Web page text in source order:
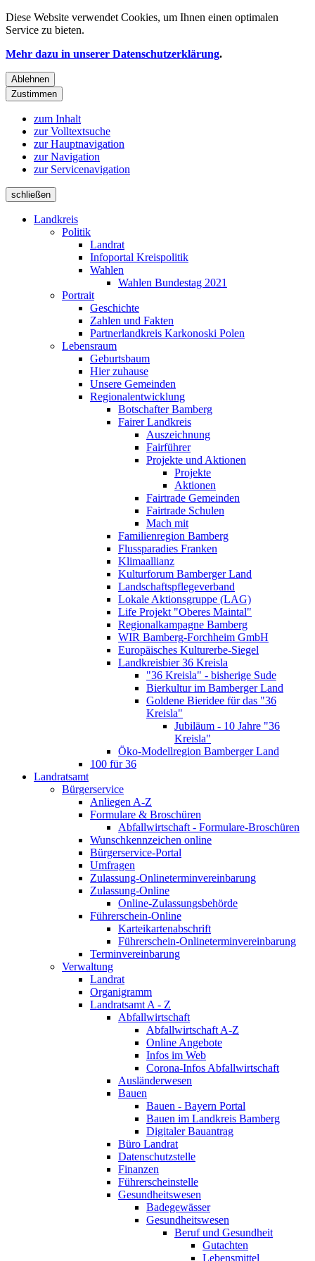
Diese Website verwendet Cookies, um Ihnen einen optimalen
Service zu bieten.
Mehr dazu in unserer Datenschutzerklärung.
Ablehnen
Zustimmen
zum Inhalt
zur Volltextsuche
zur Hauptnavigation
zur Navigation
zur Servicenavigation
schließen
Landkreis
Politik
Landrat
Infoportal Kreispolitik
Wahlen
Wahlen Bundestag 2021
Portrait
Geschichte
Zahlen und Fakten
Partnerlandkreis Karkonoski Polen
Lebensraum
Geburtsbaum
Hier zuhause
Unsere Gemeinden
Regionalentwicklung
Botschafter Bamberg
Fairer Landkreis
Auszeichnung
Fairführer
Projekte und Aktionen
Projekte
Aktionen
Fairtrade Gemeinden
Fairtrade Schulen
Mach mit
Familienregion Bamberg
Flussparadies Franken
Klimaallianz
Kulturforum Bamberger Land
Landschaftspflegeverband
Lokale Aktionsgruppe (LAG)
Life Projekt "Oberes Maintal"
Regionalkampagne Bamberg
WIR Bamberg-Forchheim GmbH
Europäisches Kulturerbe-Siegel
Landkreisbier 36 Kreisla
"36 Kreisla" - bisherige Sude
Bierkultur im Bamberger Land
Goldene Bieridee für das "36
Kreisla"
Jubiläum - 10 Jahre "36
Kreisla"
Öko-Modellregion Bamberger Land
100 für 36
Landratsamt
Bürgerservice
Anliegen A-Z
Formulare & Broschüren
Abfallwirtschaft - Formulare-Broschüren
Wunschkennzeichen online
Bürgerservice-Portal
Umfragen
Zulassung-Onlineterminvereinbarung
Zulassung-Online
Online-Zulassungsbehörde
Führerschein-Online
Karteikartenabschrift
Führerschein-Onlineterminvereinbarung
Terminvereinbarung
Verwaltung
Landrat
Organigramm
Landratsamt A - Z
Abfallwirtschaft
Abfallwirtschaft A-Z
Online Angebote
Infos im Web
Corona-Infos Abfallwirtschaft
Ausländerwesen
Bauen
Bauen - Bayern Portal
Bauen im Landkreis Bamberg
Digitaler Bauantrag
Büro Landrat
Datenschutzstelle
Finanzen
Führerscheinstelle
Gesundheitswesen
Badegewässer
Gesundheitswesen
Beruf und Gesundheit
Gutachten
Lebensmittel